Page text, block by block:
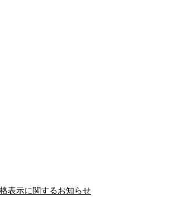
表示に関するお知らせ